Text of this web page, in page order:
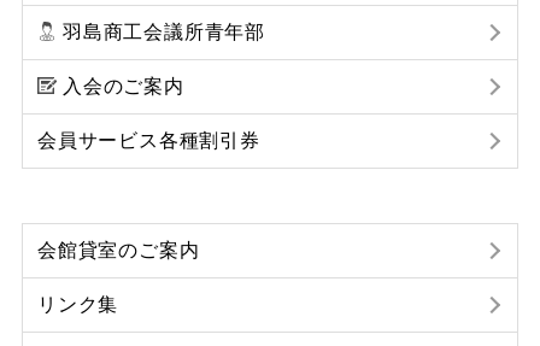
羽島商工会議所青年部
入会のご案内
会員サービス各種割引券
会館貸室のご案内
リンク集